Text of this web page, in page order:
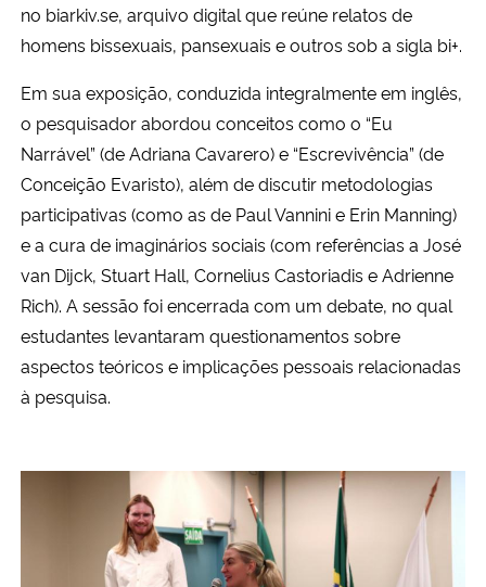
no biarkiv.se, arquivo digital que reúne relatos de
homens bissexuais, pansexuais e outros sob a sigla bi+.
Em sua exposição, conduzida integralmente em inglês,
o pesquisador abordou conceitos como o “Eu
Narrável” (de Adriana Cavarero) e “Escrevivência” (de
Conceição Evaristo), além de discutir metodologias
participativas (como as de Paul Vannini e Erin Manning)
e a cura de imaginários sociais (com referências a José
van Dijck, Stuart Hall, Cornelius Castoriadis e Adrienne
Rich). A sessão foi encerrada com um debate, no qual
estudantes levantaram questionamentos sobre
aspectos teóricos e implicações pessoais relacionadas
à pesquisa.